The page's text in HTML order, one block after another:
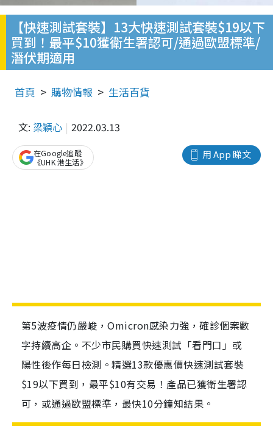
【快速測試套裝】13大快速測試套裝$19以下
買到！最平$10獲衛生署認可/通過歐盟標準/
潛伏期適用
首頁 購物情報 生活百貨
文: 梁穎心 2022.03.13
用 App 睇文
在Google追蹤
《UHK 港生活》
第5波疫情仍嚴峻，Omicron感染力強，確診個案數
字持續高企。不少市民購買快速測試「看門口」或
陽性後作每日檢測。精選13款優惠價快速測試套裝
$19以下買到，最平$10有交易！產品已獲衛生署認
可，或通過歐盟標準，最快10分鐘知結果。